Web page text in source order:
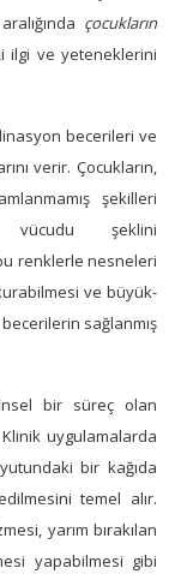
çocukların
ilgi ve yeteneklerini
becerileri ve
verir. Çocukların,
şekilleri
vücudu şeklini
renklerle nesneleri
ve büyük-
sağlanmış
bir süreç olan
uygulamalarda
bir kağıda
temel alır.
yarım bırakılan
yapabilmesi gibi